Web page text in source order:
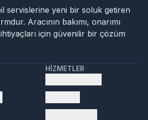
servislerine yeni bir soluk getiren
Aracının bakımı, onarımı
için güvenilir bir çözüm
HIZMETLER